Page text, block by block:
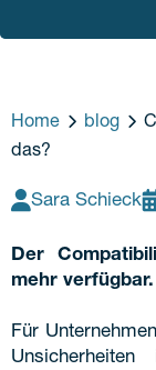
Home blog
das?
Sara Schieck
Der
mehr verfügbar.
Für